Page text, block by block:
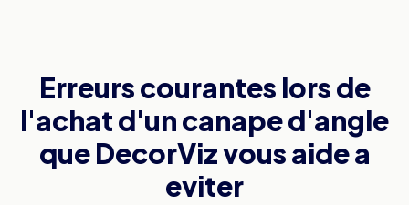
Erreurs courantes lors de
l'achat d'un canape d'angle
que DecorViz vous aide a
eviter